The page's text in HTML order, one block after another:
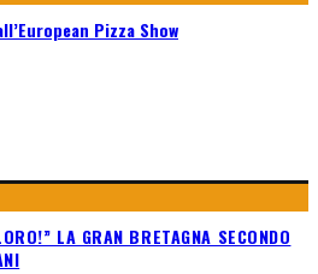
Pizza Show
LA GRAN BRETAGNA SECONDO